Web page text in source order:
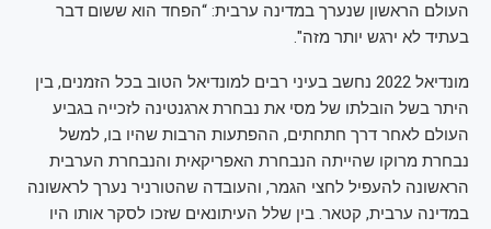
העולם הראשון שנערך במדינה ערבית: “הפחד הוא ששום דבר
בעתיד לא ירגש יותר מזה".
מונדיאל 2022 נחשב בעיני רבים למונדיאל הטוב בכל הזמנים, בין
היתר בשל הובלתו של מסי את נבחרת ארגנטינה לזכייה בגביע
העולם לאחר דרך חתחתים, ההפתעות הרבות שהיו בו, למשל
נבחרת מרוקו שהייתה הנבחרת האפריקאית והנבחרת הערבית
הראשונה להעפיל לחצי הגמר, והעובדה שהטורניר נערך לראשונה
במדינה ערבית, קטאר. בין שלל העיתונאים שזכו לסקר אותו היו